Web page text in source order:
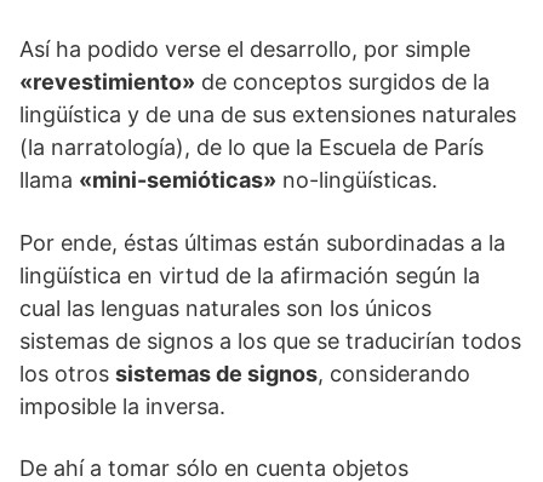
Así ha podido verse el desarrollo, por simple
«revestimiento» de conceptos surgidos de la
lingüística y de una de sus extensiones naturales
(la narratología), de lo que la Escuela de París
llama «mini-semióticas» no-lingüísticas.
Por ende, éstas últimas están subordinadas a la
lingüística en virtud de la afirmación según la
cual las lenguas naturales son los únicos
sistemas de signos a los que se traducirían todos
los otros sistemas de signos, considerando
imposible la inversa.
De ahí a tomar sólo en cuenta objetos